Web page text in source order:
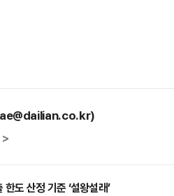
도 산정 기준 ‘설왕설래’